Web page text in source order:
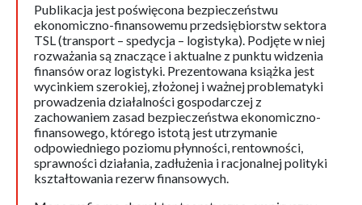
Publikacja jest poświęcona bezpieczeństwu
ekonomiczno-finansowemu przedsiębiorstw sektora
TSL (transport – spedycja – logistyka). Podjęte w niej
rozważania są znaczące i aktualne z punktu widzenia
finansów oraz logistyki. Prezentowana książka jest
wycinkiem szerokiej, złożonej i ważnej problematyki
prowadzenia działalności gospodarczej z
zachowaniem zasad bezpieczeństwa ekonomiczno-
finansowego, którego istotą jest utrzymanie
odpowiedniego poziomu płynności, rentowności,
sprawności działania, zadłużenia i racjonalnej polityki
kształtowania rezerw finansowych.